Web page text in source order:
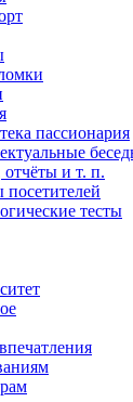
пассионария
отчёты и т. п.
тесты